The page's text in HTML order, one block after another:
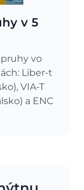
v 5
vo
Liber-t
VIA-T
a ENC